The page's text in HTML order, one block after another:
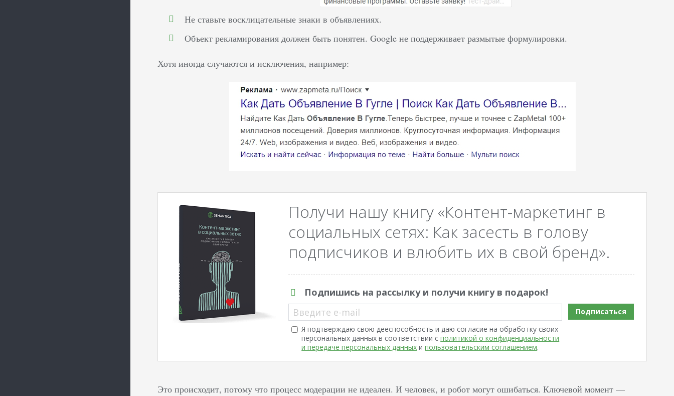
Не ставьте восклицательные знаки в объявлениях.
Объект рекламирования должен быть понятен. Google не поддерживает размытые формулировки.
Хотя иногда случаются и исключения, например:
Получи нашу книгу «Контент-маркетинг в
социальных сетях: Как засесть в голову
подписчиков и влюбить их в свой бренд».
Подпишись на рассылку и получи книгу в подарок!
Введите e-mail
Я подтверждаю свою дееспособность и даю согласие на обработку своих
персональных данных в соответствии сполитикой о конфиденциальности
и передаче персональных данных ипользовательским соглашением.
Подписаться
Это происходит, потому что процесс модерации не идеален. И человек, и робот могут ошибаться. Ключевой момент —